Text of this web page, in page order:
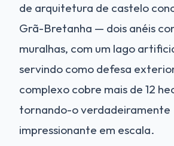
de arquitetura de castelo
Grã-Bretanha — dois anéis
muralhas, com um lago
servindo como defesa
complexo cobre mais de 12
tornando-o verdadeiramente
impressionante em escala.